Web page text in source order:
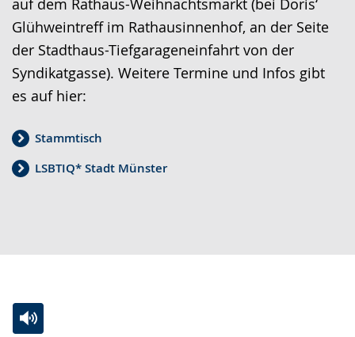
Glühweintreff im Rathausinnenhof, an der Seite
der Stadthaus-Tiefgarageneinfahrt von der
Syndikatgasse). Weitere Termine und Infos gibt
es auf hier:
Stammtisch
LSBTIQ* Stadt Münster